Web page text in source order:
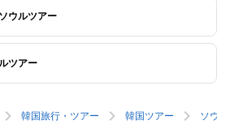
ウルツアー
ツアー
韓国旅行・ツアー 韓国ツアー ソウ